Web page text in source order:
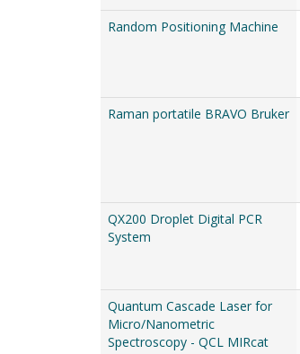
Random Positioning Machine
Raman portatile BRAVO Bruker
QX200 Droplet Digital PCR
System
Quantum Cascade Laser for
Micro/Nanometric
Spectroscopy - QCL MIRcat